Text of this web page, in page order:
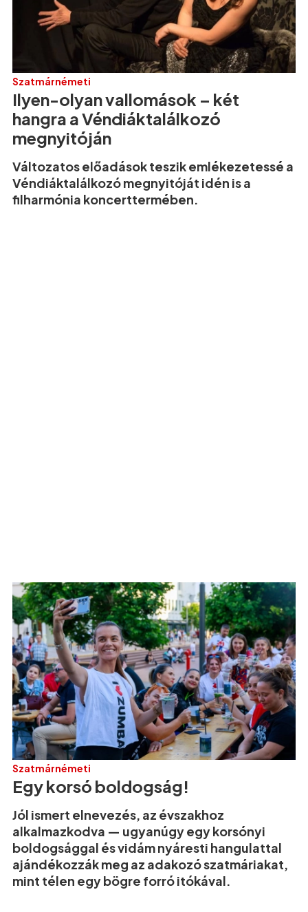
Szatmárnémeti
Ilyen-olyan vallomások – két
hangra a Véndiáktalálkozó
megnyitóján
Változatos előadások teszik emlékezetessé a
Véndiáktalálkozó megnyitóját idén is a
filharmónia koncerttermében.
Szatmárnémeti
Egy korsó boldogság!
Jól ismert elnevezés, az évszakhoz
alkalmazkodva — ugyanúgy egy korsónyi
boldogsággal és vidám nyáresti hangulattal
ajándékozzák meg az adakozó szatmáriakat,
mint télen egy bögre forró itókával.